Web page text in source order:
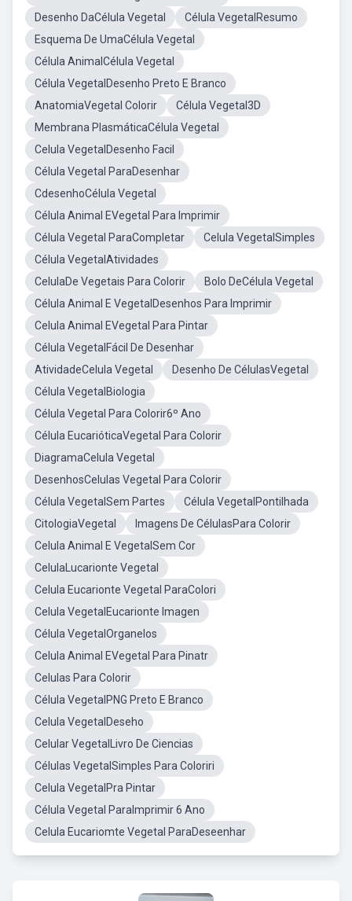
Desenho DaCélula Vegetal
Célula VegetalResumo
Esquema De UmaCélula Vegetal
Célula AnimalCélula Vegetal
Célula VegetalDesenho Preto E Branco
AnatomiaVegetal Colorir
Célula Vegetal3D
Membrana PlasmáticaCélula Vegetal
Celula VegetalDesenho Facil
Célula Vegetal ParaDesenhar
CdesenhoCélula Vegetal
Célula Animal EVegetal Para Imprimir
Célula Vegetal ParaCompletar
Celula VegetalSimples
Célula VegetalAtividades
CelulaDe Vegetais Para Colorir
Bolo DeCélula Vegetal
Célula Animal E VegetalDesenhos Para Imprimir
Celula Animal EVegetal Para Pintar
Célula VegetalFácil De Desenhar
AtividadeCelula Vegetal
Desenho De CélulasVegetal
Célula VegetalBiologia
Célula Vegetal Para Colorir6º Ano
Célula EucarióticaVegetal Para Colorir
DiagramaCelula Vegetal
DesenhosCelulas Vegetal Para Colorir
Célula VegetalSem Partes
Célula VegetalPontilhada
CitologiaVegetal
Imagens De CélulasPara Colorir
Celula Animal E VegetalSem Cor
CelulaLucarionte Vegetal
Celula Eucarionte Vegetal ParaColori
Celula VegetalEucarionte Imagen
Célula VegetalOrganelos
Celula Animal EVegetal Para Pinatr
Celulas Para Colorir
Célula VegetalPNG Preto E Branco
Celula VegetalDeseho
Celular VegetalLivro De Ciencias
Células VegetalSimples Para Coloriri
Celula VegetalPra Pintar
Célula Vegetal ParaImprimir 6 Ano
Celula Eucariomte Vegetal ParaDeseenhar